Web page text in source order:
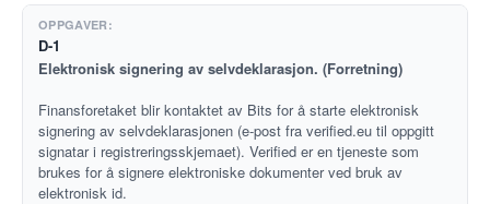
D-1
Elektronisk signering av selvdeklarasjon. (Forretning)
Finansforetaket blir kontaktet av Bits for å starte elektronisk
signering av selvdeklarasjonen (e-post fra verified.eu til oppgitt
signatar i registreringsskjemaet). Verified er en tjeneste som
brukes for å signere elektroniske dokumenter ved bruk av
elektronisk id.